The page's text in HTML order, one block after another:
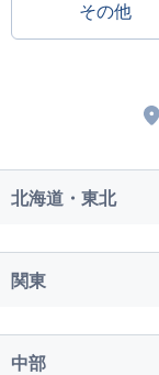
その他
北海道・東北
関東
中部